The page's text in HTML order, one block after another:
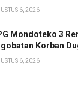
6, 2026
Mondoteko 3
Korban
6, 2026